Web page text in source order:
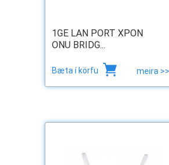
1GE LAN PORT XPON
ONU BRIDG...
Bæta í körfu meira >>